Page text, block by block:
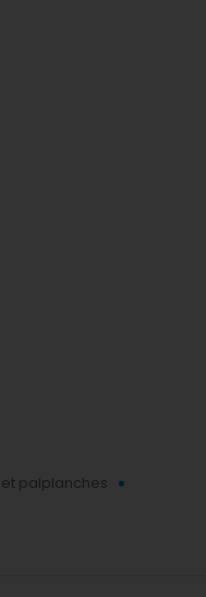
palplanches